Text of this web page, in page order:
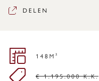
DELEN
148M²
€ 1.195.000 K.K.